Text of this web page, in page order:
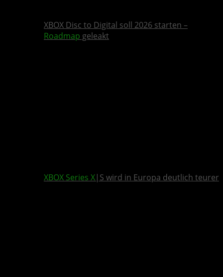
XBOX Disc to Digital soll 2026 starten –
Roadmap geleakt
XBOX Series X|S wird in Europa deutlich teurer